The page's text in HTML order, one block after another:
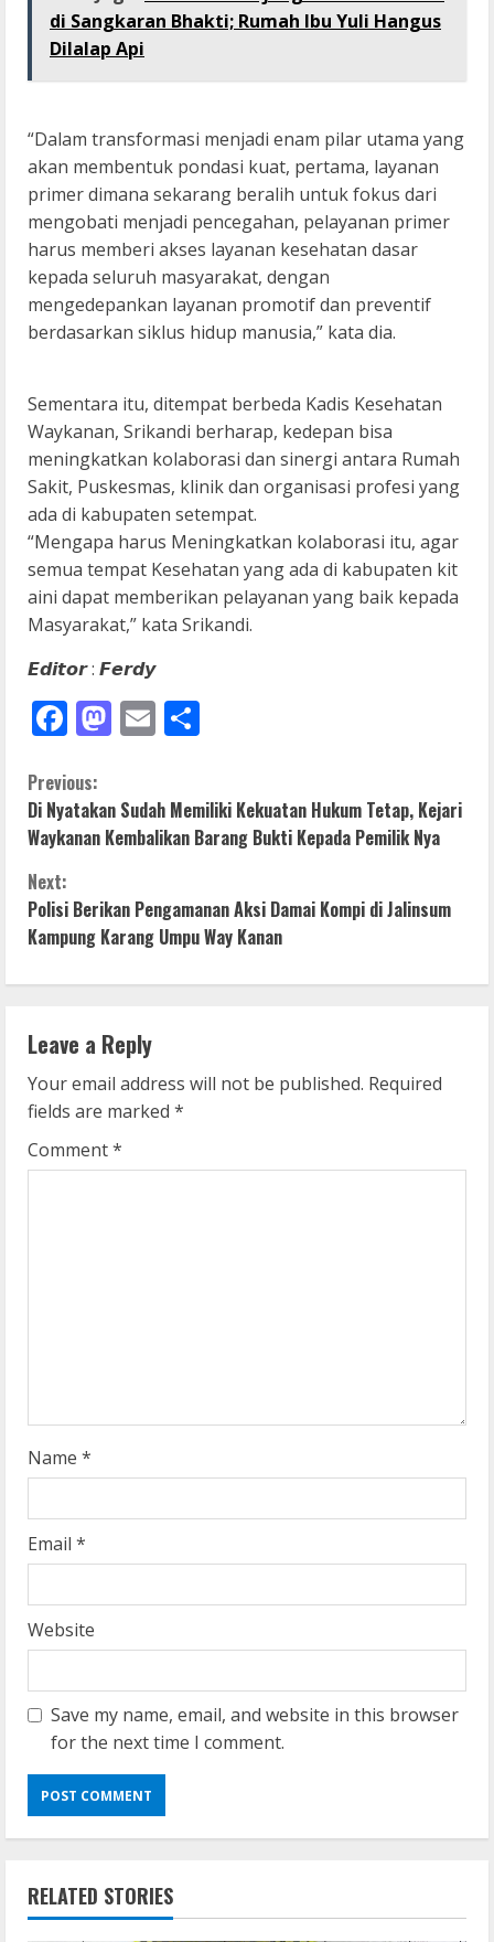
di Sangkaran Bhakti; Rumah Ibu Yuli Hangus
Dilalap Api
“Dalam transformasi menjadi enam pilar utama yang
akan membentuk pondasi kuat, pertama, layanan
primer dimana sekarang beralih untuk fokus dari
mengobati menjadi pencegahan, pelayanan primer
harus memberi akses layanan kesehatan dasar
kepada seluruh masyarakat, dengan
mengedepankan layanan promotif dan preventif
berdasarkan siklus hidup manusia,” kata dia.
Sementara itu, ditempat berbeda Kadis Kesehatan
Waykanan, Srikandi berharap, kedepan bisa
meningkatkan kolaborasi dan sinergi antara Rumah
Sakit, Puskesmas, klinik dan organisasi profesi yang
ada di kabupaten setempat.
“Mengapa harus Meningkatkan kolaborasi itu, agar
semua tempat Kesehatan yang ada di kabupaten kit
aini dapat memberikan pelayanan yang baik kepada
Masyarakat,” kata Srikandi.
𝙀𝙙𝙞𝙩𝙤𝙧 : 𝙁𝙚𝙧𝙙𝙮
Facebook
Mastodon
Email
C
o
n
t
i
n
u
e
R
g
Previous:
Di Nyatakan Sudah Memiliki Kekuatan Hukum Tetap, Kejari
Waykanan Kembalikan Barang Bukti Kepada Pemilik Nya
Next:
Polisi Berikan Pengamanan Aksi Damai Kompi di Jalinsum
Kampung Karang Umpu Way Kanan
Leave a Reply
Your email address will not be published. Required
fields are marked *
Comment*
Name *
Email *
Website
Save my name, email, and website in this browser
for the next time I comment.
RELATED STORIES